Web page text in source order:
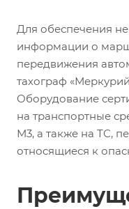
Для обеспечения
информации о
передвижения
тахограф
Оборудование
на транспортные
М3, а также на ТС,
относящиеся к